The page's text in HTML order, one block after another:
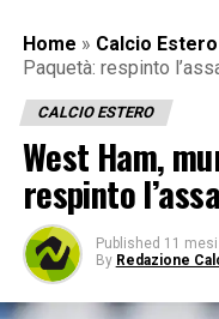
Home » Calcio Estero
Paquetà: respinto
CALCIO ESTERO
West Ham,
respinto
Published 11
By Redazione